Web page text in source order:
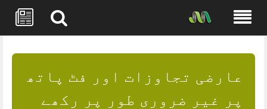
content
عارضی تجاوزات اور فٹ پاتھ
پر غیر ضروری طور پر رکھے